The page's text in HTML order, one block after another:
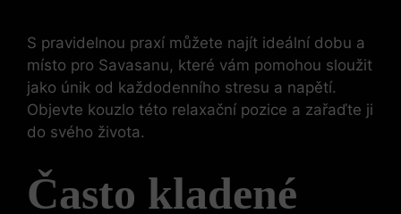
S pravidelnou praxí můžete najít ideální dobu a
místo pro Savasanu, které vám pomohou sloužit
jako únik od každodenního stresu a napětí.
Objevte kouzlo této relaxační pozice a zařaďte ji
do svého života.
Často kladené